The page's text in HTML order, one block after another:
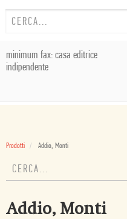
minimum fax: casa editrice
indipendente
Prodotti Addio, Monti
Addio, Monti